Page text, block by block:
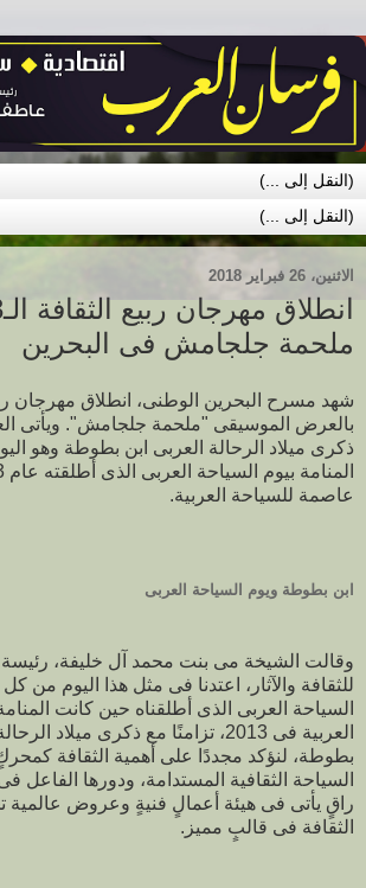
الاثنين، 26 فبراير 2018
ملحمة جلجامش فى البحرين
بالعرض الموسيقى "ملحمة جلجامش". ويأتى
ذكرى ميلاد الرحالة العربى ابن بطوطة وهو
عاصمة للسياحة العربية.
ابن بطوطة ويوم السياحة العربى
وقالت الشيخة مى بنت محمد آل خليفة، رئيسة
للثقافة والآثار، اعتدنا فى مثل هذا اليوم من
السياحة العربى الذى أطلقناه حين كانت
العربية فى 2013، تزامنًا مع ذكرى ميلاد
بطوطة، لنؤكد مجددًا على أهمية الثقافة
السياحة الثقافية المستدامة، ودورها
راقٍ يأتى فى هيئة أعمالٍ فنيةٍ وعروض عالمية
الثقافة فى قالبٍ مميز.